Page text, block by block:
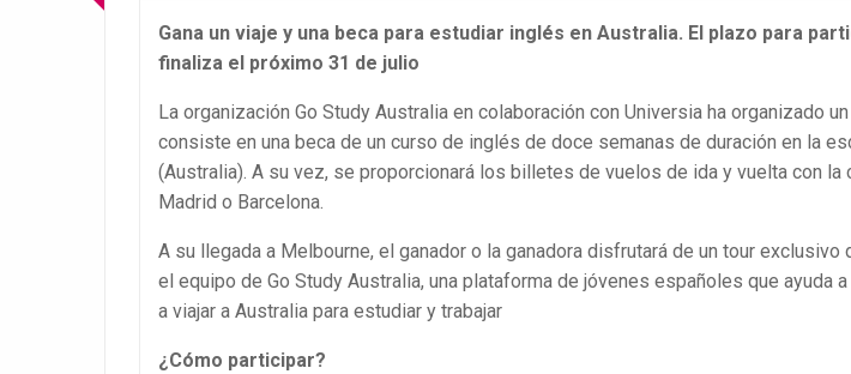
Gana un viaje y una beca para estudiar inglés en Australia. El plazo para
finaliza el próximo 31 de julio
La organización Go Study Australia en colaboración con Universia ha organizado
consiste en una beca de un curso de inglés de doce semanas de duración en la
(Australia). A su vez, se proporcionará los billetes de vuelos de ida y vuelta con la
Madrid o Barcelona.
A su llegada a Melbourne, el ganador o la ganadora disfrutará de un tour exclusivo
el equipo de Go Study Australia, una plataforma de jóvenes españoles que ayuda
a viajar a Australia para estudiar y trabajar
¿Cómo participar?